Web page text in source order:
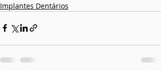
Implantes Dentários